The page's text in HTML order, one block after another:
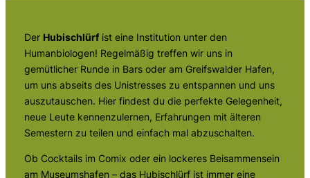
Der Hubischlürfist eine Institution unter den
Humanbiologen! Regelmäßig treffen wir uns in
gemütlicher Runde in Bars oder am Greifswalder Hafen,
um uns abseits des Unistresses zu entspannen und uns
auszutauschen. Hier findest du die perfekte Gelegenheit,
neue Leute kennenzulernen, Erfahrungen mit älteren
Semestern zu teilen und einfach mal abzuschalten.
Ob Cocktails im Comix oder ein lockeres Beisammensein
am Museumshafen – das Hubischlürf ist immer eine